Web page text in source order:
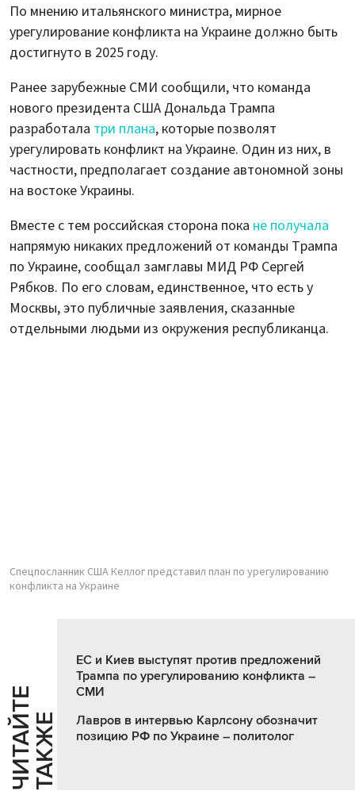
По мнению итальянского министра, мирное
урегулирование конфликта на Украине должно быть
достигнуто в 2025 году.
Ранее зарубежные СМИ сообщили, что команда
нового президента США Дональда Трампа
разработала три плана, которые позволят
урегулировать конфликт на Украине. Один из них, в
частности, предполагает создание автономной зоны
на востоке Украины.
Вместе с тем российская сторона пока не получала
напрямую никаких предложений от команды Трампа
по Украине, сообщал замглавы МИД РФ Сергей
Рябков. По его словам, единственное, что есть у
Москвы, это публичные заявления, сказанные
отдельными людьми из окружения республиканца.
Спецпосланник США Келлог представил план по урегулированию
конфликта на Украине
Ч
И
Т
АЙ
Т
Е
Т
А
К
ЖЕ
ЕС и Киев выступят против предложений
Трампа по урегулированию конфликта –
СМИ
Лавров в интервью Карлсону обозначит
позицию РФ по Украине – политолог